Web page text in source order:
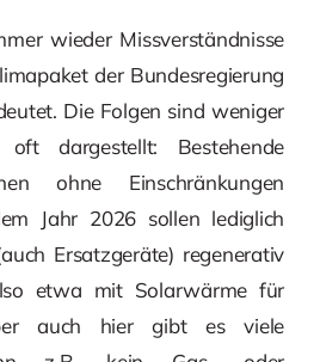
wieder Missverständnisse
der Bundesregierung
Die Folgen sind weniger
oft dargestellt: Bestehende
ohne Einschränkungen
Jahr 2026 sollen lediglich
Ersatzgeräte) regenerativ
etwa mit Solarwärme für
auch hier gibt es viele